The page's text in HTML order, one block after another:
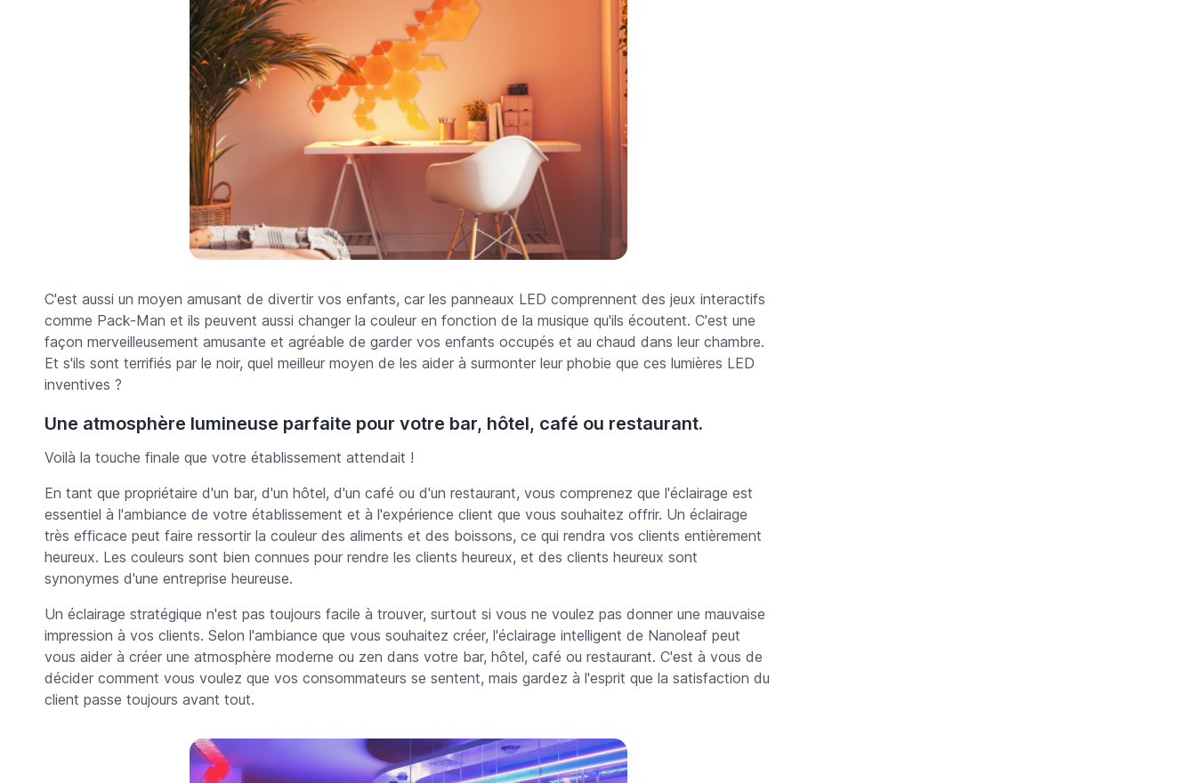
C'est aussi un moyen amusant de divertir vos enfants, car les panneaux LED comprennent des jeux interactifs
comme Pack-Man et ils peuvent aussi changer la couleur en fonction de la musique qu'ils écoutent. C'est une
façon merveilleusement amusante et agréable de garder vos enfants occupés et au chaud dans leur chambre.
Et s'ils sont terrifiés par le noir, quel meilleur moyen de les aider à surmonter leur phobie que ces lumières LED
inventives ?
Une atmosphère lumineuse parfaite pour votre bar, hôtel, café ou restaurant.
Voilà la touche finale que votre établissement attendait !
En tant que propriétaire d'un bar, d'un hôtel, d'un café ou d'un restaurant, vous comprenez que l'éclairage est
essentiel à l'ambiance de votre établissement et à l'expérience client que vous souhaitez offrir. Un éclairage
très efficace peut faire ressortir la couleur des aliments et des boissons, ce qui rendra vos clients entièrement
heureux. Les couleurs sont bien connues pour rendre les clients heureux, et des clients heureux sont
synonymes d'une entreprise heureuse.
Un éclairage stratégique n'est pas toujours facile à trouver, surtout si vous ne voulez pas donner une mauvaise
impression à vos clients. Selon l'ambiance que vous souhaitez créer, l'éclairage intelligent de Nanoleaf peut
vous aider à créer une atmosphère moderne ou zen dans votre bar, hôtel, café ou restaurant. C'est à vous de
décider comment vous voulez que vos consommateurs se sentent, mais gardez à l'esprit que la satisfaction du
client passe toujours avant tout.